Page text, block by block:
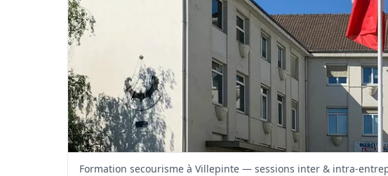
Formation secourisme à Villepinte — sessions inter & intra-